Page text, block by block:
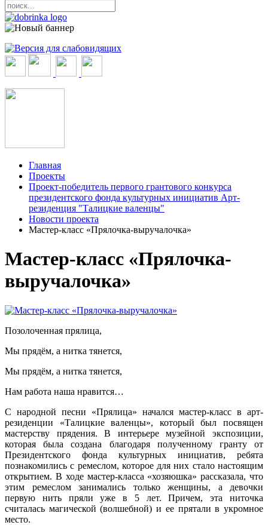
Главная
Проекты
Проект-победитель первого грантового конкурса
президентского фонда культурных инициатив Арт-
резиденция "Талицкие валенцы"
Новости проекта
Мастер-класс «Прялочка-выручалочка»
Мастер-класс «Прялочка-
выручалочка»
Позолоченная прялица,
Мы прядём, а нитка тянется,
Мы прядём, а нитка тянется,
Нам работа наша нравится…
С народной песни «Прялица» начался мастер-класс в арт-
резиденции «Талицкие валенцы», который был посвящен
мастерству прядения. В интерьере музейной экспозиции,
которая была создана благодаря полученному гранту от
Президентского фонда культурных инициатив, ребята
познакомились с ремеслом, которое для них стало настоящим
открытием. В ходе мастер-класса «хозяюшка» рассказала, что
этим ремеслом занимались только женщины, а девочки
первую нить пряли уже в 5 лет. Причем, эта ниточка
считалась магической (волшебной) и ее прятали в укромное
место.